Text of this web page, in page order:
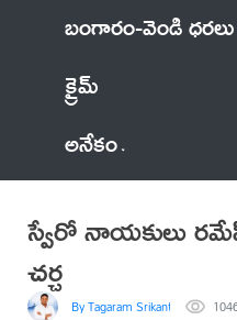
బంగారం-వెండి ధరలు
క్రైమ్
అనేకం
స్వేరో నాయకులు
చర్చ
By Tagaram Srikanth